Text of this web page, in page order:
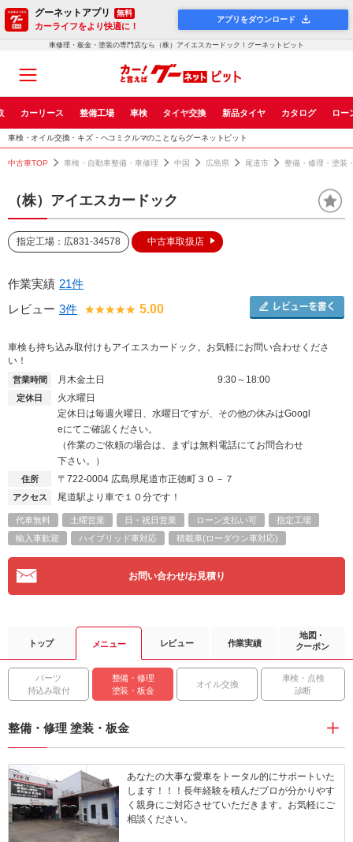
グーネットアプリ 無料
カーライフをより快適に！
アプリをダウンロード
車修理・板金・塗装の専門店なら（株）アイエスカードック！グーネットピット
カーリース 整備工場 車検 タイヤ交換 新品タイヤ カタログ ロー
車検・オイル交換・キズ・ヘコミクルマのことならグーネットピット
中古車TOP 車検・自動車整備・車修理 中国 広島県 尾道市 整備・修理・塗装
（株）アイエスカードック
指定工場：広831-34578 中古車取扱店
作業実績 21件
レビュー 3件 5.00
車検も持ち込み取付けもアイエスカードック。お気軽にお問い合わせくださ
い！
営業時間 月木金土日 9:30～18:00
定休日
火水曜日
定休日は毎週火曜日、水曜日ですが、その他の休みはGoogl
eにてご確認ください。
（作業のご依頼の場合は、まずは無料電話にてお問合わせ
下さい。）
住所 〒722-0004 広島県尾道市正徳町３０－７
アクセス 尾道駅より車で１０分です！
代車無料 土曜営業 日・祝日営業 ローン支払い可
指定工場
輸入車歓迎
ハイブリッド車対応 積載車(ローダウン車対応)
お問い合わせ/お見積り
トップ メニュー レビュー 作業実績
地図・
クーポン
パーツ
持込み取付
整備・修理
塗装・板金
オイル交換
車検・点検
診断
整備・修理 塗装・板金
あなたの大事な愛車をトータル的にサポートいた
します！！！長年経験を積んだプロが分かりやす
く親身にご対応させていただきます。お気軽にご
相談ください。